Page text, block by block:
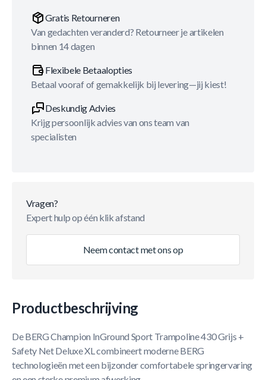
Gratis Retourneren
Van gedachten veranderd? Retourneer je artikelen
binnen 14 dagen
Flexibele Betaalopties
Betaal vooraf of gemakkelijk bij levering—jij kiest!
Deskundig Advies
Krijg persoonlijk advies van ons team van
specialisten
Vragen?
Expert hulp op één klik afstand
Neem contact met ons op
Productbeschrijving
De BERG Champion InGround Sport Trampoline 430 Grijs +
Safety Net Deluxe XL combineert moderne BERG
technologieën met een bijzonder comfortabele springervaring